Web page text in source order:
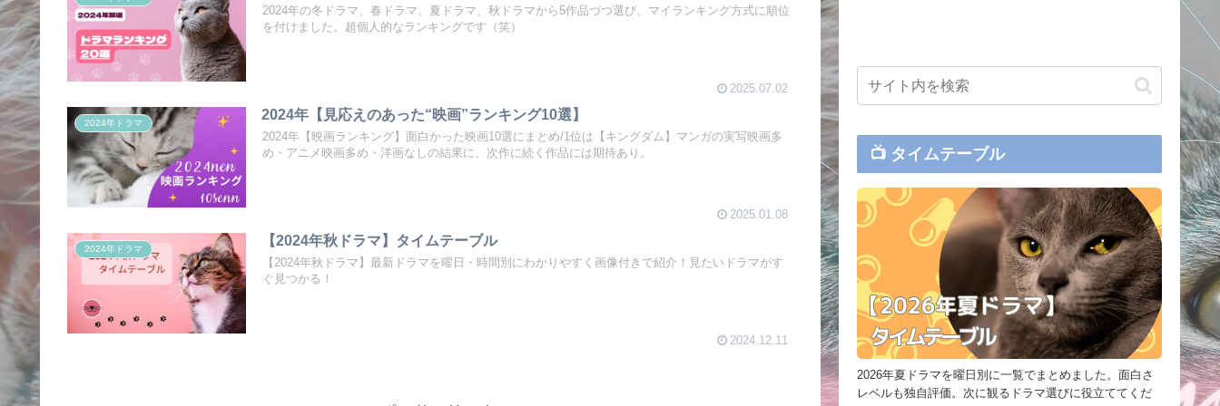
2024年の冬ドラマ、春ドラマ、夏ドラマ、秋ドラマから5作品づつ選び、マイランキング方式に順位
を付けました。超個人的なランキングです（笑）
2025.07.02
2024年ドラマ
2024年【見応えのあった“映画”ランキング10選】
2024年【映画ランキング】面白かった映画10選にまとめ/1位は【キングダム】マンガの実写映画多
め・アニメ映画多め・洋画なしの結果に、次作に続く作品には期待あり。
2025.01.08
2024年ドラマ
【2024年秋ドラマ】タイムテーブル
【2024年秋ドラマ】最新ドラマを曜日・時間別にわかりやすく画像付きで紹介！見たいドラマがす
ぐ見つかる！
2024.12.11
📺 タイムテーブル
2026年夏ドラマを曜日別に一覧でまとめました。面白さ
レベルも独自評価。次に観るドラマ選びに役立ててくだ